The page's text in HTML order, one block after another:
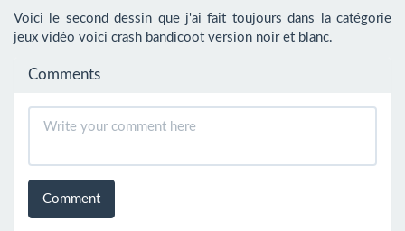
Voici le second dessin que j'ai fait toujours dans la catégorie
jeux vidéo voici crash bandicoot version noir et blanc.
Comments
Comment